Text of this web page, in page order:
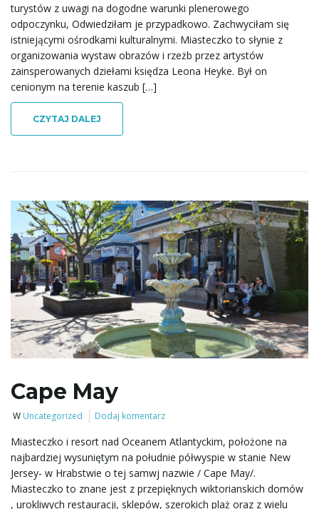
turystów z uwagi na dogodne warunki plenerowego
odpoczynku, Odwiedziłam je przypadkowo. Zachwyciłam się
istniejącymi ośrodkami kulturalnymi. Miasteczko to słynie z
organizowania wystaw obrazów i rzeżb przez artystów
zainsperowanych dziełami księdza Leona Heyke. Był on
cenionym na terenie kaszub […]
CZYTAJ DALEJ
Cape May
W Uncategorized Dodaj komentarz
Miasteczko i resort nad Oceanem Atlantyckim, położone na
najbardziej wysuniętym na południe półwyspie w stanie New
Jersey- w Hrabstwie o tej samwj nazwie / Cape May/.
Miasteczko to znane jest z przepięknych wiktorianskich domów
, urokliwych restauracji, sklepów, szerokich plaż oraz z wielu